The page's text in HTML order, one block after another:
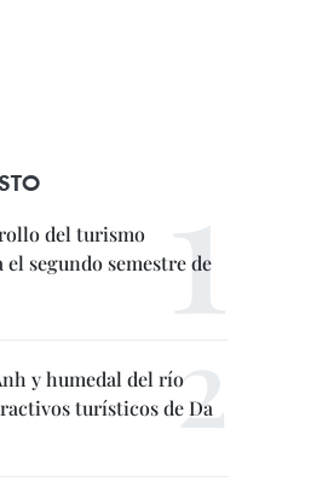
del turismo
segundo semestre de
y humedal del río
turísticos de Da